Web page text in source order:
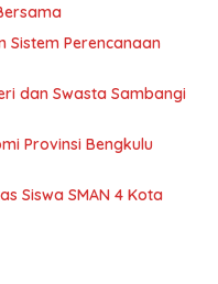
Sistem Perencanaan
dan Swasta Sambangi
Provinsi Bengkulu
Siswa SMAN 4 Kota